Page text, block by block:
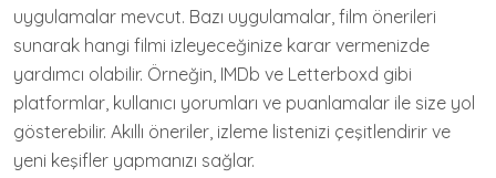
uygulamalar mevcut. Bazı uygulamalar, film önerileri
sunarak hangi filmi izleyeceğinize karar vermenizde
yardımcı olabilir. Örneğin, IMDb ve Letterboxd gibi
platformlar, kullanıcı yorumları ve puanlamalar ile size yol
gösterebilir. Akıllı öneriler, izleme listenizi çeşitlendirir ve
yeni keşifler yapmanızı sağlar.